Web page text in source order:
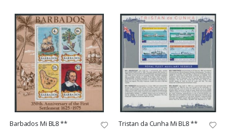
Barbados Mi BL8 ** Tristan da Cunha Mi BL8 **